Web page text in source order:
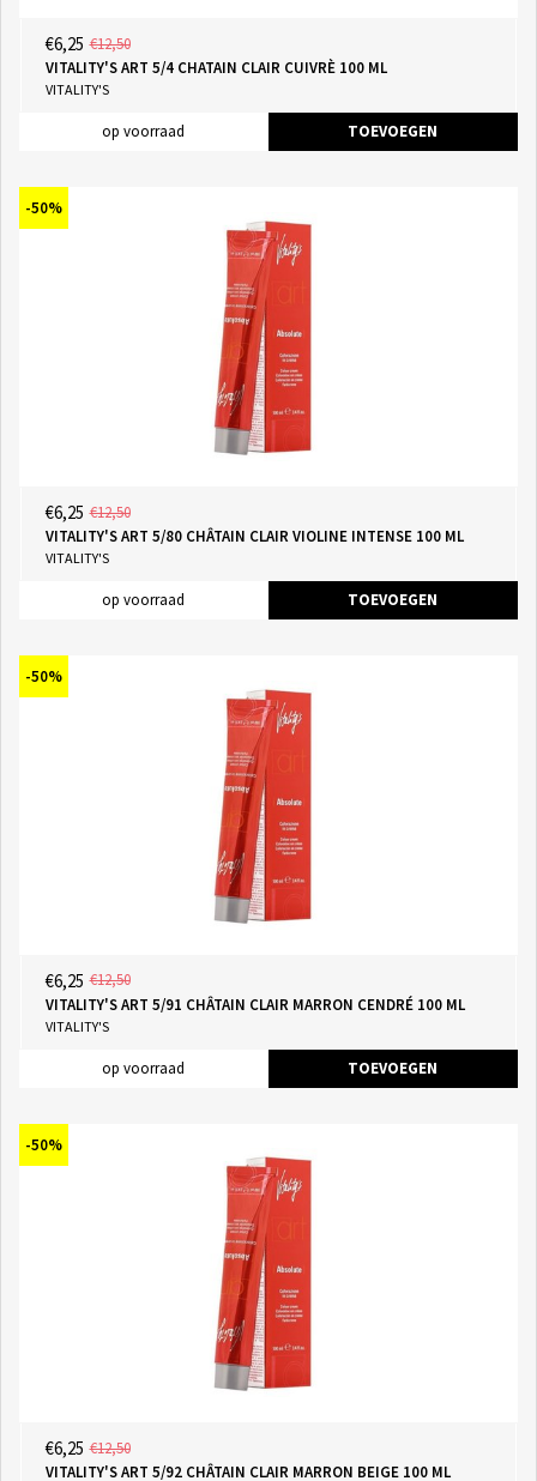
€6,25 €12,50
VITALITY'S ART 5/4 CHATAIN CLAIR CUIVRÈ 100 ML
VITALITY'S
op voorraad TOEVOEGEN
-50%
€6,25 €12,50
VITALITY'S ART 5/80 CHÂTAIN CLAIR VIOLINE INTENSE 100 ML
VITALITY'S
op voorraad TOEVOEGEN
-50%
€6,25 €12,50
VITALITY'S ART 5/91 CHÂTAIN CLAIR MARRON CENDRÉ 100 ML
VITALITY'S
op voorraad TOEVOEGEN
-50%
€6,25 €12,50
VITALITY'S ART 5/92 CHÂTAIN CLAIR MARRON BEIGE 100 ML